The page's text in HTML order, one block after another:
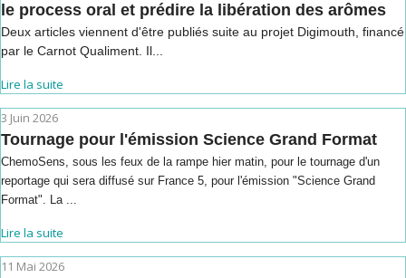
le process oral et prédire la libération des arômes
Deux articles viennent d'être publiés suite au projet Digimouth, financé
par le Carnot Qualiment. Il...
Lire la suite
3 Juin 2026
Tournage pour l'émission Science Grand Format
ChemoSens, sous les feux de la rampe hier matin, pour le tournage d'un
reportage qui sera diffusé sur France 5, pour l'émission "Science Grand
Format". La ...
Lire la suite
11 Mai 2026